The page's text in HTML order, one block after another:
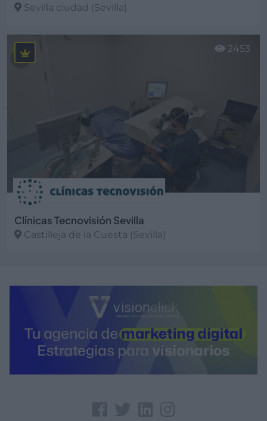
Sevilla ciudad (Sevilla)
Ver más
Clínicas Tecnovisión Sevilla
Castilleja de la Cuesta (Sevilla)
2453